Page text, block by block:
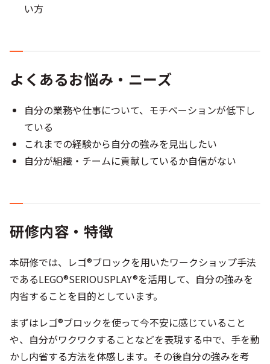
い方
よくあるお悩み・ニーズ
自分の業務や仕事について、モチベーションが低下し
ている​
これまでの経験から自分の強みを見出したい​
自分が組織・チームに貢献しているか自信がない​
研修内容・特徴
本研修では、レゴ®ブロックを用いたワークショップ手法
であるLEGO®SERIOUSPLAY®を活用して、自分の強みを
内省することを目的としています。
まずはレゴ®ブロックを使って今不安に感じていること
や、自分がワクワクすることなどを表現する中で、手を動
かし内省する方法を体感します。その後自分の強みを考